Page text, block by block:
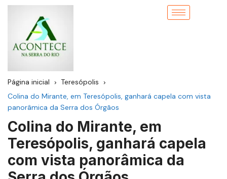
Página inicial
Teresópolis
Colina do Mirante, em Teresópolis, ganhará capela com vista
panorâmica da Serra dos Órgãos
Colina do Mirante, em
Teresópolis, ganhará capela
com vista panorâmica da